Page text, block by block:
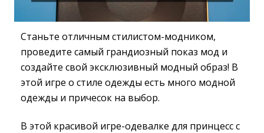
Станьте отличным стилистом-модником,
проведите самый грандиозный показ мод и
создайте свой эксклюзивный модный образ! В
этой игре о стиле одежды есть много модной
одежды и причесок на выбор.
В этой красивой игре-одевалке для принцесс с